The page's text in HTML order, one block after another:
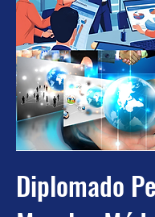
Diplomado